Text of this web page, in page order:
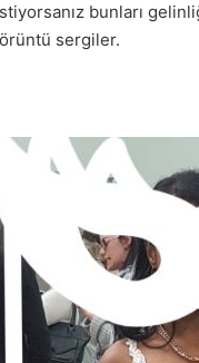
bunları
sergiler.